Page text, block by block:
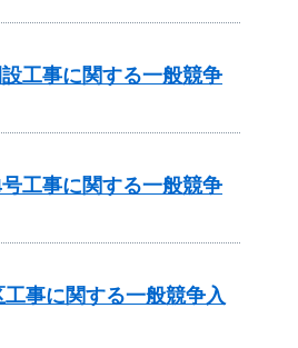
工事に関する一般競争
工事に関する一般競争
事に関する一般競争入